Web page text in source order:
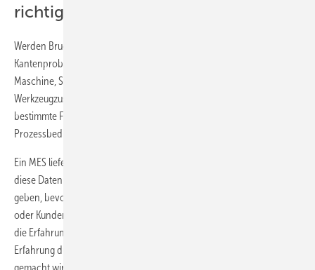
richtigen Lösungsansatz
Werden Bruch, Maßabweichungen, Oberflächenfehler,
Kantenprobleme oder Reklamationsursachen jedoch sauber mit
Maschine, Schicht, Material, Bearbeitungsschritt und
Werkzeugzustand verknüpft, entstehen Muster. Dann wird sichtbar, ob
bestimmte Fehler bei bestimmten Formaten, Kombinationen oder
Prozessbedingungen gehäuft auftreten.
Ein MES liefert die dafür nötige operative Datengrundlage. KI kann
diese Daten verdichten, Auffälligkeiten markieren und Hinweise
geben, bevor sich ein Problem in Form von Ausschuss, Nacharbeit
oder Kundenreklamationen niederschlägt. Auch hier ersetzt KI nicht
die Erfahrung der Mitarbeitenden. Sie sorgt jedoch dafür, dass
Erfahrung durch Daten ergänzt und im Unternehmen nutzbar
gemacht wird.